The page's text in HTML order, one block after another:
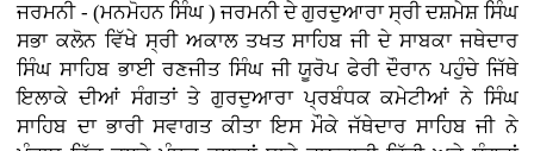
ਜਰਮਨੀ - (ਮਨਮੋਹਨ ਸਿੰਘ ) ਜਰਮਨੀ ਦੇ ਗੁਰਦੁਆਰਾ ਸ੍ਰੀ ਦਸ਼ਮੇਸ਼ ਸਿੰਘ
ਸਭਾ ਕਲੋਨ ਵਿੱਖੇ ਸ੍ਰੀ ਅਕਾਲ ਤਖਤ ਸਾਹਿਬ ਜੀ ਦੇ ਸਾਬਕਾ ਜਥੇਦਾਰ
ਸਿੰਘ ਸਾਹਿਬ ਭਾਈ ਰਣਜੀਤ ਸਿੰਘ ਜੀ ਯੂਰੋਪ ਫੇਰੀ ਦੌਰਾਨ ਪਹੁੰਚੇ ਜਿੱਥੇ
ਇਲਾਕੇ ਦੀਆਂ ਸੰਗਤਾਂ ਤੇ ਗੁਰਦੁਆਰਾ ਪ੍ਰਬੰਧਕ ਕਮੇਟੀਆਂ ਨੇ ਸਿੰਘ
ਸਾਹਿਬ ਦਾ ਭਾਰੀ ਸਵਾਗਤ ਕੀਤਾ ਇਸ ਮੌਕੇ ਜੱਥੇਦਾਰ ਸਾਹਿਬ ਜੀ ਨੇ